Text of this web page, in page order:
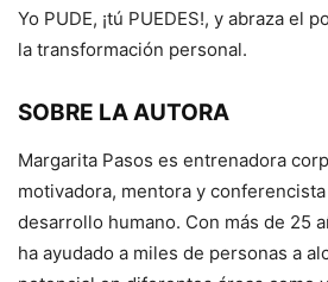
Yo PUDE, ¡tú PUEDES!, y abraza el
la transformación personal.
SOBRE LA AUTORA
Margarita Pasos es entrenadora
motivadora, mentora y
desarrollo humano. Con más de 25
ha ayudado a miles de personas a